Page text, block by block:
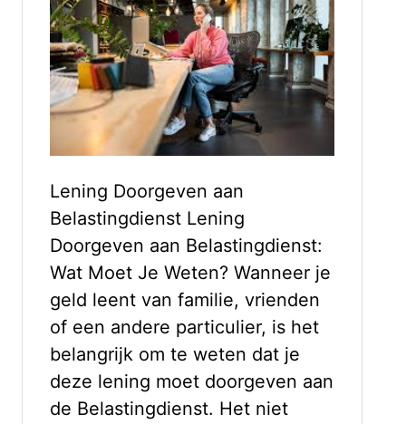
Lening Doorgeven aan
Belastingdienst Lening
Doorgeven aan Belastingdienst:
Wat Moet Je Weten? Wanneer je
geld leent van familie, vrienden
of een andere particulier, is het
belangrijk om te weten dat je
deze lening moet doorgeven aan
de Belastingdienst. Het niet